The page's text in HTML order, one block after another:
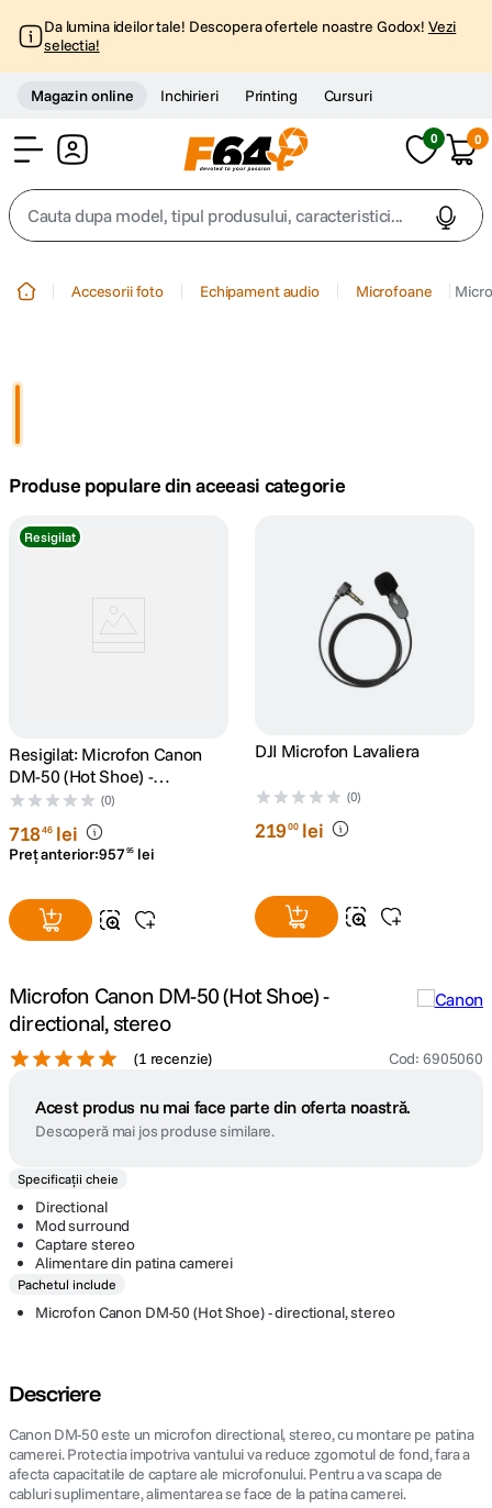
Da lumina ideilor tale! Descopera ofertele noastre Godox! Vezi
selectia!
Magazin online Inchirieri Printing Cursuri
0 0
Cauta dupa model, tipul produsului, caracteristici...
4. peak design
5.
9. dji mic mini
10 . dji osmo
Accesorii foto Echipament audio Microfoane
Produse populare din aceeasi categorie
Resigilat
Resigilat: Microfon Canon
DM-50 (Hot Shoe) -
directional, stereo -
RS6905060-1
(0)
71846 lei
Preț anterior:95795 lei
DJI Microfon Lavaliera
(0)
21900 lei
Microfon Canon DM-50 (Hot Shoe) -
directional, stereo
(1 recenzie) Cod: 6905060
Acest produs nu mai face parte din oferta noastră.
Descoperă mai jos produse similare.
Specificații cheie
Directional
Mod surround
Captare stereo
Alimentare din patina camerei
Pachetul include
Microfon Canon DM-50 (Hot Shoe) - directional, stereo
Descriere
Canon DM-50 este un microfon directional, stereo, cu montare pe patina
camerei. Protectia impotriva vantului va reduce zgomotul de fond, fara a
afecta capacitatile de captare ale microfonului. Pentru a va scapa de
cabluri suplimentare, alimentarea se face de la patina camerei.